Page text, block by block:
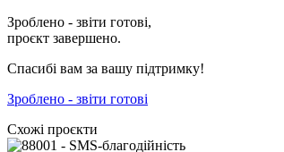
Зроблено - звіти готові,
проєкт завершено.
Спасибі вам за вашу підтримку!
Зроблено - звіти готові
Схожі проєкти